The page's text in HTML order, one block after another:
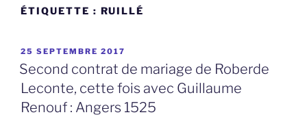
ÉTIQUETTE : RUILLÉ
PUBLIÉ
LE
25 SEPTEMBRE 2017
Second contrat de mariage de Roberde
Leconte, cette fois avec Guillaume
Renouf : Angers 1525